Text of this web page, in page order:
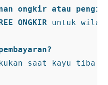
ongkir atau
ONGKIR untuk
saat kayu tiba